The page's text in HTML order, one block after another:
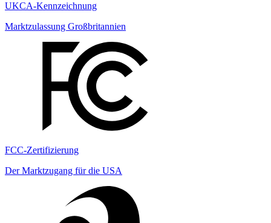
UKCA-Kennzeichnung
Marktzulassung Großbritannien
FCC-Zertifizierung
Der Marktzugang für die USA